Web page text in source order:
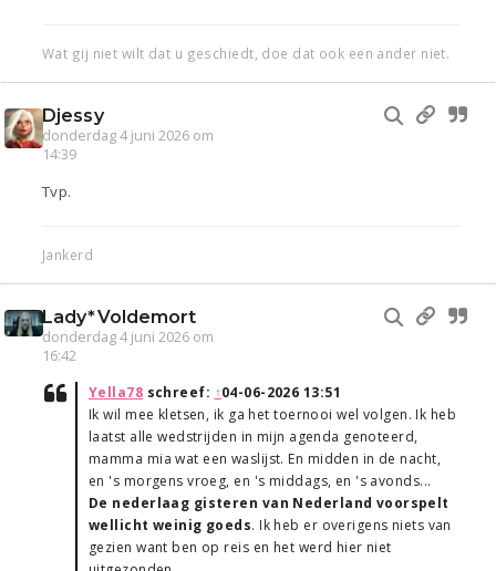
Wat gij niet wilt dat u geschiedt, doe dat ook een ander niet.
Djessy
donderdag 4 juni 2026 om
14:39
Tvp.
Jankerd
Lady*Voldemort
donderdag 4 juni 2026 om
16:42
Yella78 schreef: ↑04-06-2026 13:51
Ik wil mee kletsen, ik ga het toernooi wel volgen. Ik heb
laatst alle wedstrijden in mijn agenda genoteerd,
mamma mia wat een waslijst. En midden in de nacht,
en 's morgens vroeg, en 's middags, en 's avonds...
De nederlaag gisteren van Nederland voorspelt
wellicht weinig goeds. Ik heb er overigens niets van
gezien want ben op reis en het werd hier niet